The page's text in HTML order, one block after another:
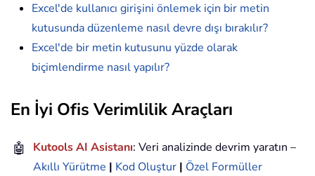
Excel'de kullanıcı girişini önlemek için bir metin
kutusunda düzenleme nasıl devre dışı bırakılır?
Excel'de bir metin kutusunu yüzde olarak
biçimlendirme nasıl yapılır?
En İyi Ofis Verimlilik Araçları
🤖 Kutools AI Asistanı: Veri analizinde devrim yaratın –
Akıllı Yürütme | Kod Oluştur | Özel Formüller